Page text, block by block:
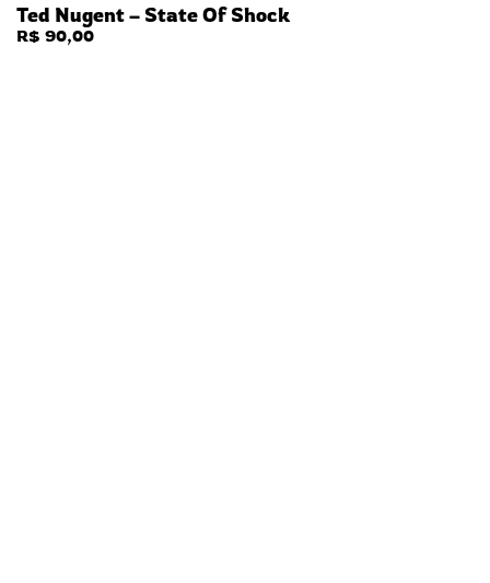
Ted Nugent – State Of Shock
R$ 90,00